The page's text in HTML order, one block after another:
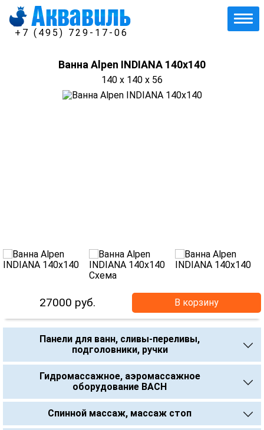
+7 (495) 729-17-06
Ванна Alpen INDIANA 140x140
140 x 140 x 56
27000 руб. В корзину
Панели для ванн, сливы-переливы,
подголовники, ручки
Гидромассажное, аэромассажное
оборудование BACH
Спинной массаж, массаж стоп